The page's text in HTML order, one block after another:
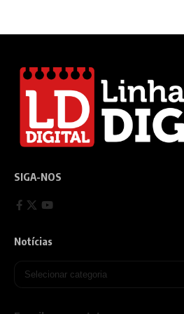
SIGA-NOS
Notícias